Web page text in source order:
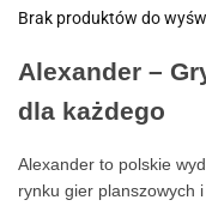
Brak produktów do
Alexander –
dla każdego
Alexander to polskie
rynku gier planszowych